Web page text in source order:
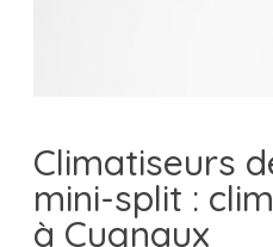
Climatiseurs
mini-split :
à Cugnaux